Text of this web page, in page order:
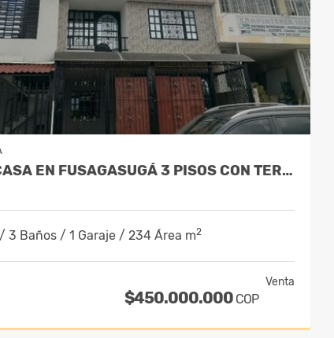
VENDO CASA EN FUSAGASUGÁ 3 PISOS CON TERRAZA - BARRIO LA PAMPA
3 Baños / 1 Garaje / 234 Área m2
Venta
$450.000.000 COP